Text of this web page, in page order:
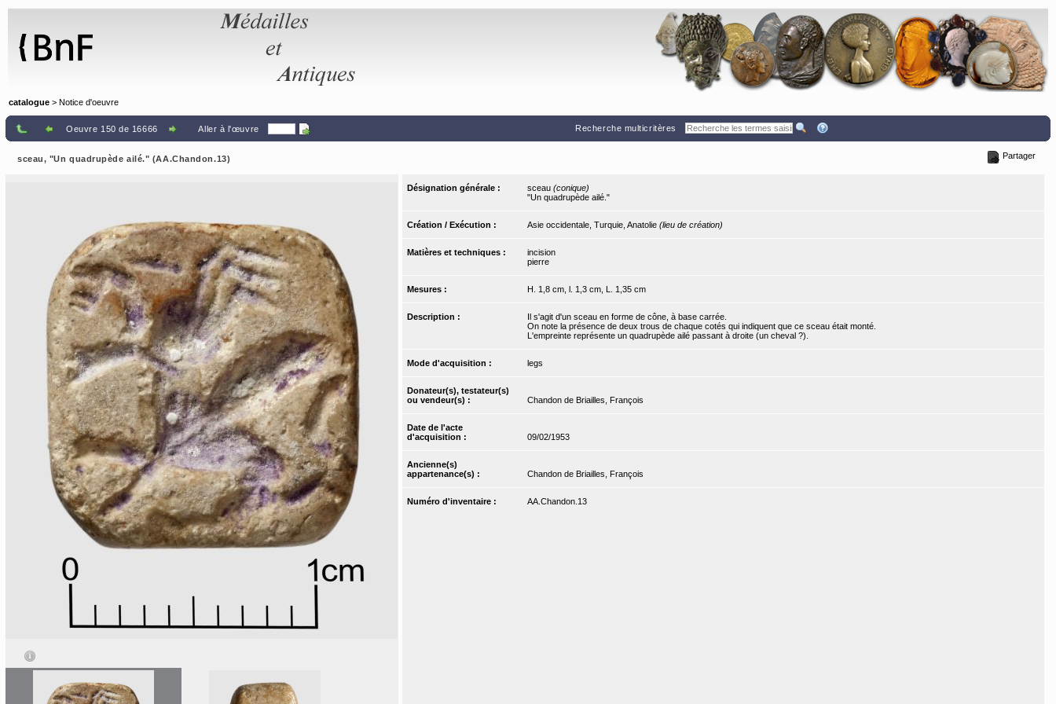
catalogue > Notice d'oeuvre
Oeuvre 150 de 16666 Aller à l'œuvre Recherche multicritères
sceau, "Un quadrupède ailé." (AA.Chandon.13) Partager
Désignation générale : sceau (conique)
"Un quadrupède ailé."
Création / Exécution : Asie occidentale, Turquie, Anatolie (lieu de création)
Matières et techniques :
incision
pierre
Mesures : H. 1,8 cm, l. 1,3 cm, L. 1,35 cm
Description :
Il s'agit d'un sceau en forme de cône, à base carrée.
On note la présence de deux trous de chaque cotés qui indiquent que ce sceau était monté.
L'empreinte représente un quadrupède ailé passant à droite (un cheval ?).
Mode d'acquisition : legs
Donateur(s), testateur(s)
ou vendeur(s) :
Chandon de Briailles, François
Date de l'acte
d'acquisition :
09/02/1953
Ancienne(s)
appartenance(s) :
Chandon de Briailles, François
Numéro d'inventaire : AA.Chandon.13